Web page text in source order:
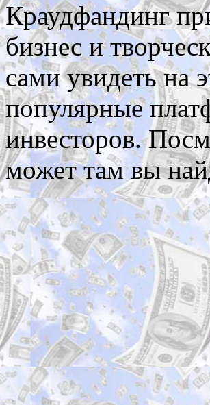
Краудфандинг
бизнес и
сами увидеть на
популярные
инвесторов.
может там вы